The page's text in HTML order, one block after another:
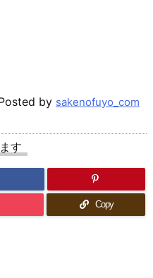
by sakenofuyo_com
す
Copy